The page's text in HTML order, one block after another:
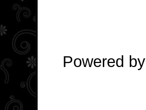
Powered by